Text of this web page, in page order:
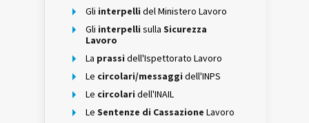
Gli interpelli del Ministero Lavoro
Gli interpelli sulla Sicurezza
Lavoro
La prassi dell'Ispettorato Lavoro
Le circolari/messaggi dell'INPS
Le circolari dell'INAIL
Le Sentenze di Cassazione Lavoro